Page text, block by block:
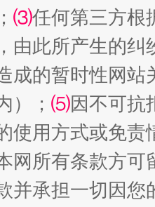
"炒
⑶任何第三方根
由此所产生的纠
成的暂时性网
）； ⑸因不可抗
使用方式或免责
网所有条款方
并承担一切因